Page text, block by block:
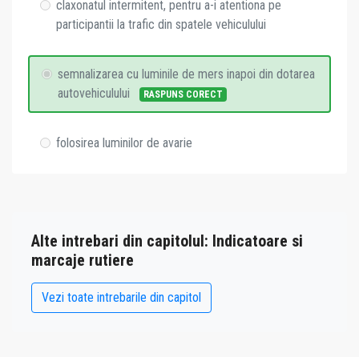
claxonatul intermitent, pentru a-i atentiona pe
participantii la trafic din spatele vehiculului
semnalizarea cu luminile de mers inapoi din dotarea
autovehiculului
RASPUNS CORECT
folosirea luminilor de avarie
Alte intrebari din capitolul: Indicatoare si
marcaje rutiere
Vezi toate intrebarile din capitol